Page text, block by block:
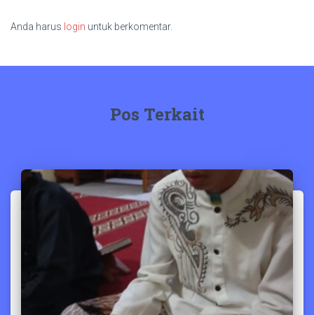
Anda harus login untuk berkomentar.
Pos Terkait